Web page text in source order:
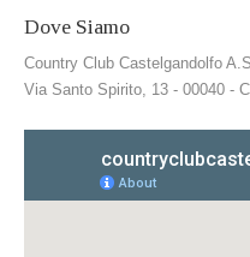
Dove Siamo
Country Club Castelgandolfo
Via Santo Spirito, 13 - 00040 -